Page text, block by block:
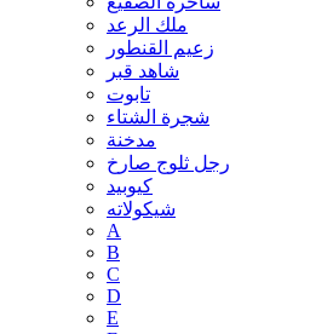
ملك الرعد
زعيم القنطور
شاهد قبر
تابوت
شجرة الشتاء
مدخنة
رجل ثلوج صارخ
كيوبيد
شيكولاته
A
B
C
D
E